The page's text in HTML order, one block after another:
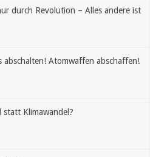
durch Revolution – Alles andere ist
abschalten! Atomwaffen abschaffen!
statt Klimawandel?